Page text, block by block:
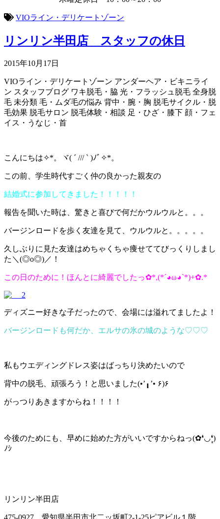
VIOライン・デリケートゾーン
リンリン半田店 スタッフの休日
2015年10月17日
VIOライン・デリケートゾーン アンダーヘア・ビキニライ
ン スタッフブログ ワキ脱毛・脇 光・フラッシュ脱毛 全身脱
毛 未分類 毛・ムダ毛の悩み 背中・腕・胸 脱毛サイクル・脱
毛効果 脱毛サロン 脱毛体験・相談 足・ひざ・膝下 顔・フェ
イス・うなじ・首
こんにちは✧*。ヾ( ´ /// ` )ﾉﾞ✧*。
この前、学生時代すごく仲の良かった親友の
結婚式に参加してきました！！！！！
報告を聞いた時は、驚きと喜びで何だかウルウルと。。。
バージンロードを歩く友達を見て、ウルウルと。。。。。
久しぶりに見た友達はめちゃくちゃ痩せててびっくりしまし
た＼(◎o◎)／！
この日のために！ほんとに綺麗でしたっ✿*,(*´◕ω◕`*)+✿.*
ディズニー好きな子だったので、会場には溢れてましたよ！
バージンロードも何だか、エルサの氷の城のような♡♡♡
私もウエディングドレス姿はばっちり決めたいので
背中の脱毛、頑張ろう！と思いました(•’╻’• ۶)۶
がっつりあきますからね！！！！
今後のためにも、早めに始めた方がいいですからねっ(✿❛◡❛ฺฺ)
ﾉｼ
リンリン半田店
475-0927 愛知県半田市北二ッ坂町2-1-25ピアビル１階